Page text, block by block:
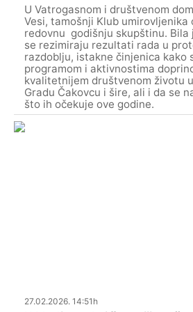
U Vatrogasnom i društvenom
Vesi, tamošnji Klub umirovljenika
redovnu godišnju skupštinu. Bila
se rezimiraju rezultati rada u
razdoblju, istakne činjenica kako
programom i aktivnostima
kvalitetnijem društvenom životu
Gradu Čakovcu i šire, ali i da se
što ih očekuje ove godine.
27.02.2026. 14:51h